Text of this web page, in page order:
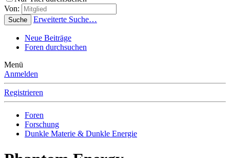
Von:
Suche Erweiterte Suche…
Neue Beiträge
Foren durchsuchen
Menü
Anmelden
Registrieren
Foren
Forschung
Dunkle Materie & Dunkle Energie